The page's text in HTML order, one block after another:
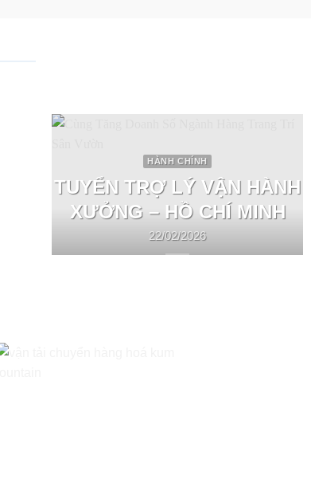
HÀNH CHÍNH
TUYỂN TRỢ LÝ VẬN HÀNH
XƯỞNG – HỒ CHÍ MINH
22/02/2026